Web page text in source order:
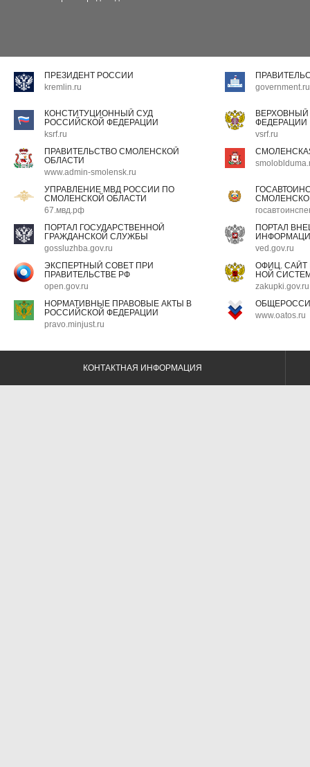
ПРЕЗИДЕНТ РОССИИ
kremlin.ru
government.ru
КОНСТИТУЦИОННЫЙ СУД
РОССИЙСКОЙ ФЕДЕРАЦИИ
ksrf.ru
ФЕДЕРАЦИИ
vsrf.ru
ПРАВИТЕЛЬСТВО СМОЛЕНСКОЙ
ОБЛАСТИ
www.admin-smolensk.ru
УПРАВЛЕНИЕ МВД РОССИИ ПО
СМОЛЕНСКОЙ ОБЛАСТИ
67.мвд.рф
ПОРТАЛ ГОСУДАРСТВЕННОЙ
ГРАЖДАНСКОЙ СЛУЖБЫ
gossluzhba.gov.ru
ПОРТАЛ
ved.gov.ru
ЭКСПЕРТНЫЙ СОВЕТ ПРИ
ПРАВИТЕЛЬСТВЕ РФ
open.gov.ru
ОФИЦ.
НОЙ
zakupki.gov.ru
НОРМАТИВНЫЕ ПРАВОВЫЕ АКТЫ В
РОССИЙСКОЙ ФЕДЕРАЦИИ
pravo.minjust.ru
www.oatos.ru
КОНТАКТНАЯ ИНФОРМАЦИЯ